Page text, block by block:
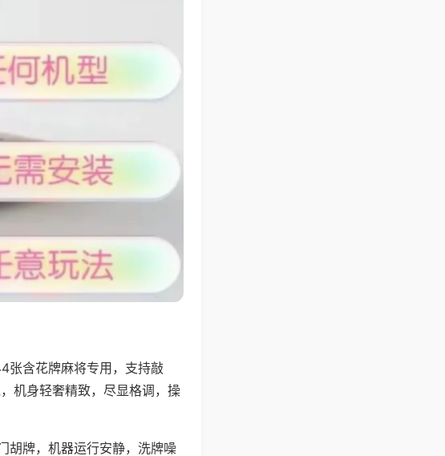
张含花牌麻将专用，支持敲
机身轻奢精致，尽显格调，操
胡牌，机器运行安静，洗牌噪